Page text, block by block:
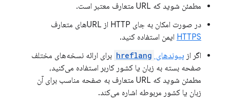
مطمئن شوید که URL متعارف معتبر است.
در صورت امکان به جای HTTP از URLهای متعارف
HTTPS ایمن استفاده کنید.
اگر از پیوندهای hreflang برای ارائه نسخه‌های مختلف
صفحه بسته به زبان یا کشور کاربر استفاده می‌کنید،
مطمئن شوید که URL متعارف به صفحه مناسب برای آن
زبان یا کشور مربوطه اشاره می‌کند.